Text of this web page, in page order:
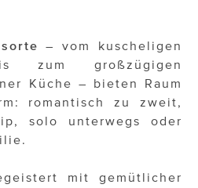
– vom kuscheligen
zum großzügigen
Küche – bieten Raum
romantisch zu zweit,
solo unterwegs oder
mit gemütlicher